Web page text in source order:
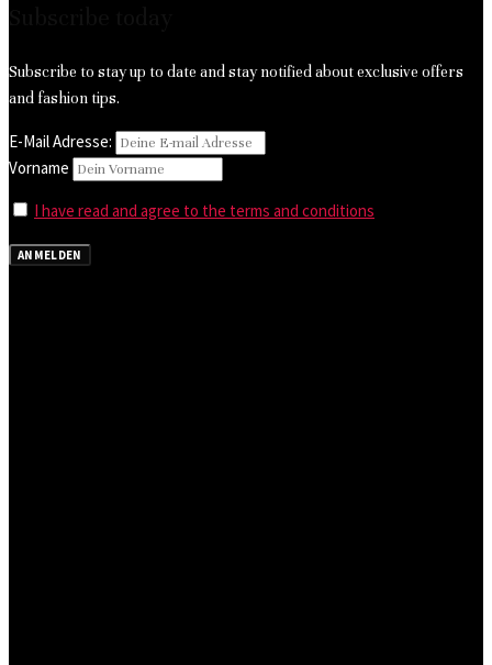
Subscribe to stay up to date and stay notified about exclusive offers
and fashion tips.
E-Mail Adresse:
Vorname
I have read and agree to the terms and conditions
ANMELDEN